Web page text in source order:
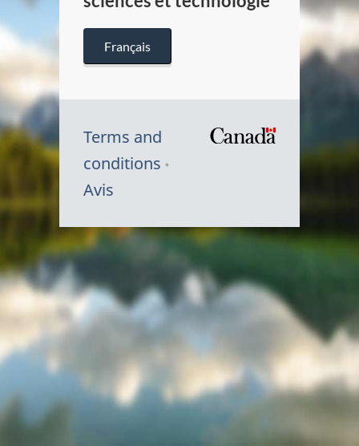
Français
Terms and
conditions
Avis
Symbole
du